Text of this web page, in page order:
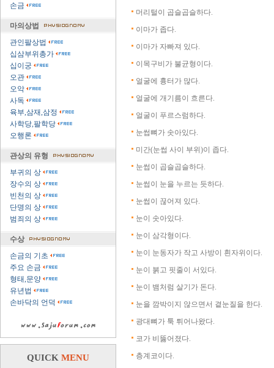
손금
마의상법
관인팔상법
십삼부위총가
십이궁
오관
오악
사독
육부,삼재,삼정
사학당,팔학당
오행론
관상의 유형
부귀의 상
장수의 상
빈천의 상
단명의 상
범죄의 상
수상
손금의 기초
주요 손금
형태,문양
유년법
손바닥의 언덕
QUICK MENU
머리털이 곱슬곱슬하다.
이마가 좁다.
이마가 자빠져 있다.
이목구비가 불균형이다.
얼굴에 흉터가 많다.
얼굴에 개기름이 흐른다.
얼굴이 푸르스럼하다.
눈썹뼈가 솟아있다.
미간(눈썹 사이 부위)이 좁다.
눈썹이 곱슬곱슬하다.
눈썹이 눈을 누르는 듯하다.
눈썹이 끊어져 있다.
눈이 솟아있다.
눈이 삼각형이다.
눈이 눈동자가 작고 사방이 흰자위이다.
눈이 붉고 핏줄이 서있다.
눈이 뱀처럼 살기가 돈다.
눈을 깜박이지 않으면서 곁눈질을 한다.
광대뼈가 툭 튀어나왔다.
코가 비뚫어졌다.
층계코이다.